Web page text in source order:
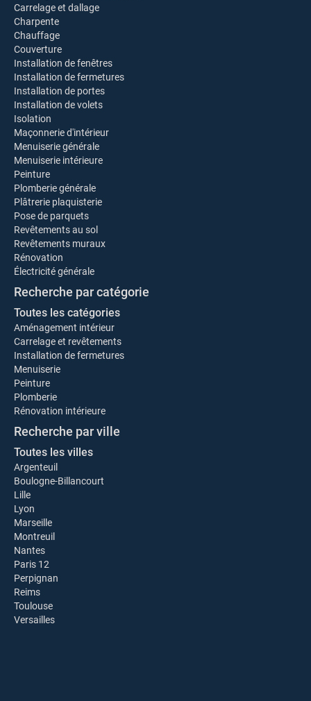
Carrelage et dallage
Charpente
Chauffage
Couverture
Installation de fenêtres
Installation de fermetures
Installation de portes
Installation de volets
Isolation
Maçonnerie d'intérieur
Menuiserie générale
Menuiserie intérieure
Peinture
Plomberie générale
Plâtrerie plaquisterie
Pose de parquets
Revêtements au sol
Revêtements muraux
Rénovation
Électricité générale
Recherche par catégorie
Toutes les catégories
Aménagement intérieur
Carrelage et revêtements
Installation de fermetures
Menuiserie
Peinture
Plomberie
Rénovation intérieure
Recherche par ville
Toutes les villes
Argenteuil
Boulogne-Billancourt
Lille
Lyon
Marseille
Montreuil
Nantes
Paris 12
Perpignan
Reims
Toulouse
Versailles